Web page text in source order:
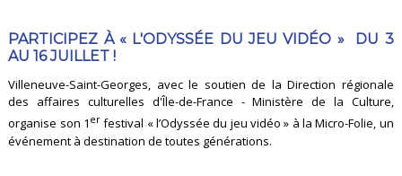
PARTICIPEZ À « L'ODYSSÉE DU JEU VIDÉO » DU 3
AU 16 JUILLET !
Villeneuve-Saint-Georges, avec le soutien de la Direction régionale
des affaires culturelles d'Île-de-France - Ministère de la Culture,
organise son 1 er festival « l’Odyssée du jeu vidéo » à la Micro-Folie, un
événement à destination de toutes générations.